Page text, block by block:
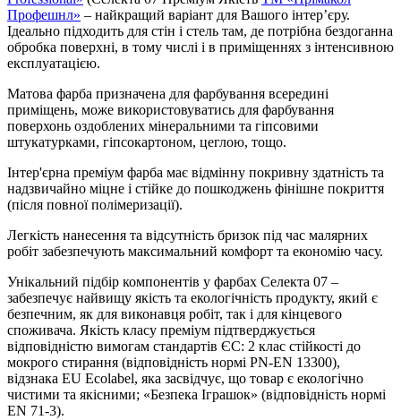
Профешнл» – найкращий варіант для Вашого інтер’єру.
Ідеально підходить для стін і стель там, де потрібна бездоганна
обробка поверхні, в тому числі і в приміщеннях з інтенсивною
експлуатацією.
Матова фарба призначена для фарбування всередині
приміщень, може використовуватись для фарбування
поверхонь оздоблених мінеральними та гіпсовими
штукатурками, гіпсокартоном, цеглою, тощо.
Інтер'єрна преміум фарба має відмінну покривну здатність та
надзвичайно міцне і стійке до пошкоджень фінішне покриття
(після повної полімеризації).
Легкість нанесення та відсутність бризок під час малярних
робіт забезпечують максимальний комфорт та економію часу.
Унікальний підбір компонентів у фарбах Селекта 07 –
забезпечує найвищу якість та екологічність продукту, який є
безпечним, як для виконавця робіт, так і для кінцевого
споживача. Якість класу преміум підтверджується
відповідністю вимогам стандартів ЄС: 2 клас стійкості до
мокрого стирання (відповідність нормі PN-EN 13300),
відзнака EU Ecolabel, яка засвідчує, що товар є екологічно
чистими та якісними; «Безпека Іграшок» (відповідність нормі
EN 71-3).